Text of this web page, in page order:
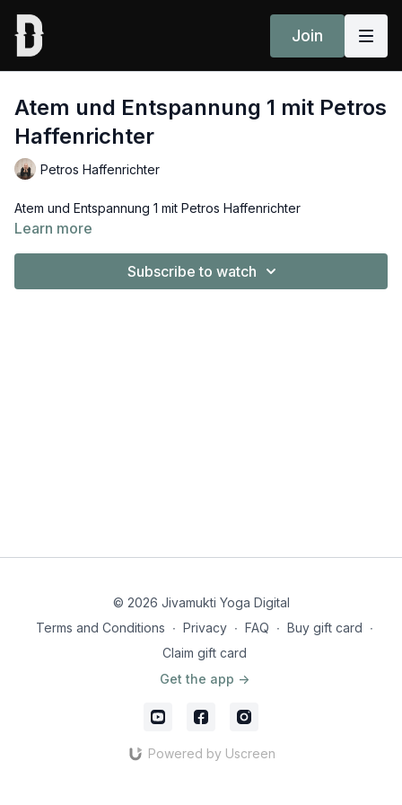
Join
Atem und Entspannung 1 mit Petros
Haffenrichter
Petros Haffenrichter
Atem und Entspannung 1 mit Petros Haffenrichter
Learn more
Subscribe to watch
© 2026 Jivamukti Yoga Digital
Terms and Conditions ∙ Privacy ∙ FAQ ∙ Buy gift card ∙
Claim gift card
Get the app ->
Powered by Uscreen